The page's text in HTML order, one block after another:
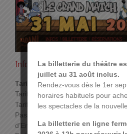
Infos pratiques :
Tarif :
Tarif plein : 20 €
Tarif Réduit : 15€ (Etudiants,
Pass’Temps, Agents Ville de
d’Entreprise, Demandeurs
La billetterie du théâtre
juillet au 31 août inclus.
Rendez-vous dès le 1er
horaires habituels pour
les spectacles de la
La billetterie en ligne